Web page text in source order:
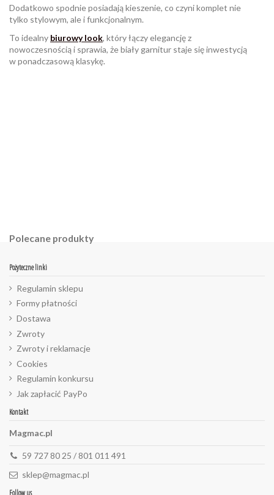
Dodatkowo spodnie posiadają kieszenie, co czyni komplet nie
tylko stylowym, ale i funkcjonalnym.
To idealny biurowy look, który łączy elegancję z
nowoczesnością i sprawia, że biały garnitur staje się inwestycją
w ponadczasową klasykę.
Polecane produkty
Pożyteczne linki
Regulamin sklepu
Formy płatności
Dostawa
Zwroty
Zwroty i reklamacje
Cookies
Regulamin konkursu
Jak zapłacić PayPo
Kontakt
Magmac.pl
59 727 80 25 / 801 011 491
sklep@magmac.pl
Follow us